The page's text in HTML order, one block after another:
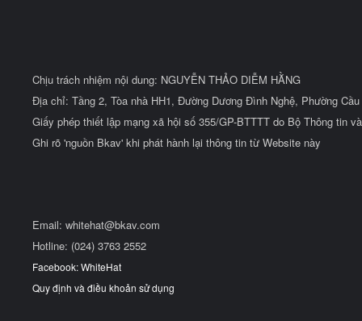
Chịu trách nhiệm nội dung: NGUYỄN THẢO DIỄM HẰNG
Địa chỉ: Tầng 2, Tòa nhà HH1, Đường Dương Đình Nghệ, Phường
Giấy phép thiết lập mạng xã hội số 355/GP-BTTTT do Bộ Thông tin
Ghi rõ 'nguồn Bkav' khi phát hành lại thông tin từ Website này
Email: whitehat@bkav.com
Hotline: (024) 3763 2552
Facebook: WhiteHat
Quy định và điều khoản sử dụng